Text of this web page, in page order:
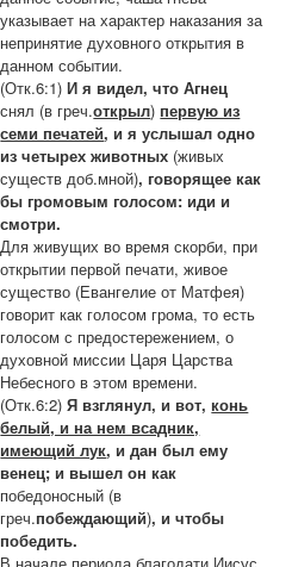
указывает на характер наказания за
непринятие духовного открытия в
данном событии.
(Отк.6:1)И я видел, что Агнец
снял (в греч.открыл) первую из
семи печатей, и я услышал одно
из четырех животных (живых
существ доб.мной), говорящее как
бы громовым голосом: иди и
смотри.
Для живущих во время скорби, при
открытии первой печати, живое
существо (Евангелие от Матфея)
говорит как голосом грома, то есть
голосом с предостережением, о
духовной миссии Царя Царства
Небесного в этом времени.
(Отк.6:2)Я взглянул, и вот, конь
белый, и на нем всадник,
имеющий лук, и дан был ему
венец; и вышел он как
победоносный (в
греч.побеждающий), и чтобы
победить.